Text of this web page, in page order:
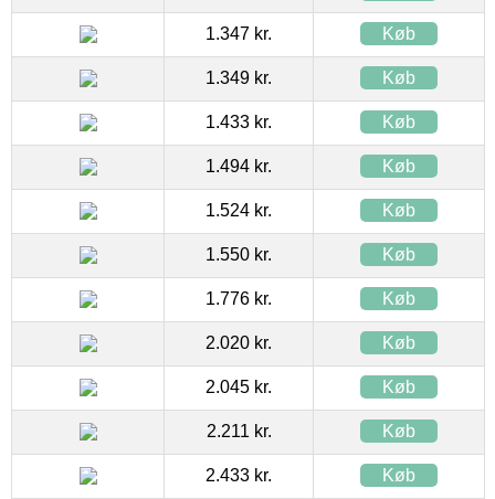
1.347 kr. Køb
1.349 kr. Køb
1.433 kr. Køb
1.494 kr. Køb
1.524 kr. Køb
1.550 kr. Køb
1.776 kr. Køb
2.020 kr. Køb
2.045 kr. Køb
2.211 kr. Køb
2.433 kr. Køb